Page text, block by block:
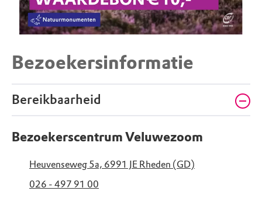
Bezoekersinformatie
Bereikbaarheid
Bezoekerscentrum Veluwezoom
Heuvenseweg 5a, 6991 JE Rheden (GD)
026 - 497 91 00